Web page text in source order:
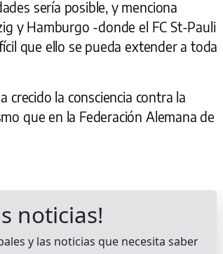
sería posible, y menciona
y Hamburgo -donde el FC St-Pauli
que ello se pueda extender a toda
la consciencia contra la
que en la Federación Alemana de